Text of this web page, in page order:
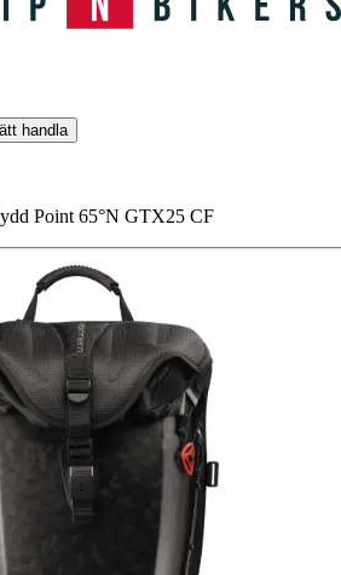
handla
Point 65°N GTX25 CF